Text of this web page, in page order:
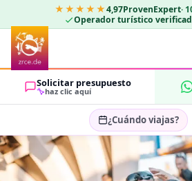
★★★★★4,97ProvenExpert·
Operador turístico
Solicitar presupuesto
haz clic aquí
¿Cuándo viajas?
Seleccionar fechas…
HUÉSPEDES